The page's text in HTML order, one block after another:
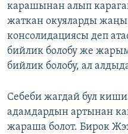
карашынан алып
жаткан окуяларды
консолидациясы деп
бийлик болобу же
бийлик болобу, ал
Себеби жагдай бул
адамдардын артынан
жараша болот. Бирок